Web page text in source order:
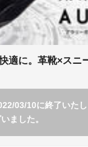
適に。革靴×スニ
03/10に終了いた
ました。